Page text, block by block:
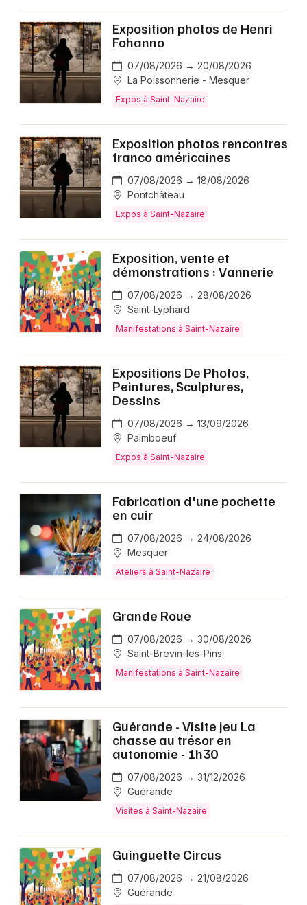
Exposition photos de Henri
Fohanno
07/08/2026 → 20/08/2026
La Poissonnerie - Mesquer
Expos à Saint-Nazaire
Exposition photos rencontres
franco américaines
07/08/2026 → 18/08/2026
Pontchâteau
Expos à Saint-Nazaire
Exposition, vente et
démonstrations : Vannerie
07/08/2026 → 28/08/2026
Saint-Lyphard
Manifestations à Saint-Nazaire
Expositions De Photos,
Peintures, Sculptures,
Dessins
07/08/2026 → 13/09/2026
Paimboeuf
Expos à Saint-Nazaire
Fabrication d'une pochette
en cuir
07/08/2026 → 24/08/2026
Mesquer
Ateliers à Saint-Nazaire
Grande Roue
07/08/2026 → 30/08/2026
Saint-Brevin-les-Pins
Manifestations à Saint-Nazaire
Guérande - Visite jeu La
chasse au trésor en
autonomie - 1h30
07/08/2026 → 31/12/2026
Guérande
Visites à Saint-Nazaire
Guinguette Circus
07/08/2026 → 21/08/2026
Guérande